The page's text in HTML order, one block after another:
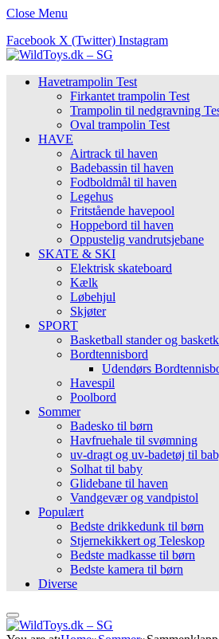
Close Menu
Facebook X (Twitter) Instagram
Havetrampolin Test
Firkantet trampolin Test
Trampolin til nedgravning
Oval trampolin Test
HAVE
Airtrack til haven
Badebassin til haven
Fodboldmål til haven
Legehus
Fritstående havepool
Hoppebord til haven
Oppustelig vandrutsjebane
SKATE & SKI
Elektrisk skateboard
Kælk
Løbehjul
Skjøter
SPORT
Basketball stander og
Bordtennisbord
Udendørs
Havespil
Poolbord
Sommer
Badesko til børn
Havfruehale til svømning
uv-dragt og uv-badetøj til
Solhat til baby
Glidebane til haven
Vandgevær og vandpistol
Populært
Bedste drikkedunk til børn
Stjernekikkert og Teleskop
Bedste madkasse til børn
Bedste kamera til børn
Diverse